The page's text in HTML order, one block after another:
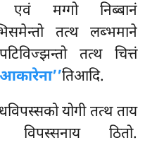
एवं मग्गो निब्बानं
तत्थ लब्भमाने
तत्थ चित्तं
तिआदि.
योगी तत्थ ताय
विपस्सनाय ठितो.